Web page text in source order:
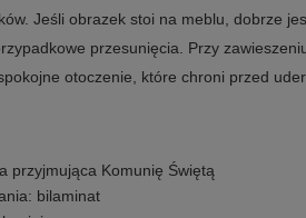
Jeśli obrazek stoi na meblu, dobrze
przesunięcia. Przy
otoczenie, które chroni przed
przyjmująca Komunię Świętą
bilaminat